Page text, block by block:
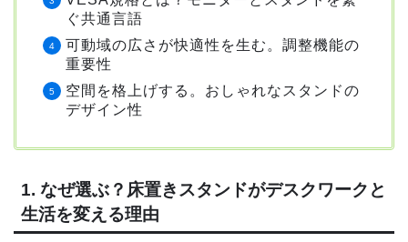
ぐ共通言語
可動域の広さが快適性を生む。調整機能の
重要性
空間を格上げする。おしゃれなスタンドの
デザイン性
1. なぜ選ぶ？床置きスタンドがデスクワークと
生活を変える理由